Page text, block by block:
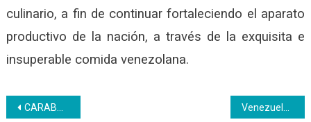
culinario, a fin de continuar fortaleciendo el aparato
productivo de la nación, a través de la exquisita e
insuperable comida venezolana.
Navegación
CARABOBO | Trabajadores del Inces fueron atendidos en una jornada de barbería y peluquería